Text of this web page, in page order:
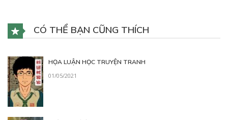
CÓ THỂ BẠN CŨNG THÍCH
HỌA LUẬN HỌC TRUYỆN TRANH
01/05/2021